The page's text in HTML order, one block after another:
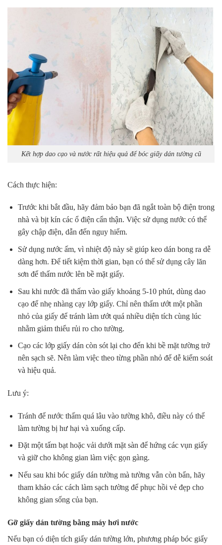
Kết hợp dao cạo và nước rất hiệu quả để bóc giấy dán tường cũ
Cách thực hiện:
Trước khi bắt đầu, hãy đảm bảo bạn đã ngắt toàn bộ điện trong
nhà và bịt kín các ổ điện cẩn thận. Việc sử dụng nước có thể
gây chập điện, dẫn đến nguy hiểm.
Sử dụng nước ấm, vì nhiệt độ này sẽ giúp keo dán bong ra dễ
dàng hơn. Để tiết kiệm thời gian, bạn có thể sử dụng cây lăn
sơn để thấm nước lên bề mặt giấy.
Sau khi nước đã thấm vào giấy khoảng 5-10 phút, dùng dao
cạo để nhẹ nhàng cạy lớp giấy. Chỉ nên thấm ướt một phần
nhỏ của giấy để tránh làm ướt quá nhiều diện tích cùng lúc
nhằm giảm thiểu rủi ro cho tường.
Cạo các lớp giấy dán còn sót lại cho đến khi bề mặt tường trở
nên sạch sẽ. Nên làm việc theo từng phần nhỏ để dễ kiểm soát
và hiệu quả.
Lưu ý:
Tránh để nước thấm quá lâu vào tường khô, điều này có thể
làm tường bị hư hại và xuống cấp.
Đặt một tấm bạt hoặc vải dưới mặt sàn để hứng các vụn giấy
và giữ cho không gian làm việc gọn gàng.
Nếu sau khi bóc giấy dán tường mà tường vẫn còn bẩn, hãy
tham khảo các cách làm sạch tường để phục hồi vẻ đẹp cho
không gian sống của bạn.
Gỡ giấy dán tường bằng máy hơi nước
Nếu bạn có diện tích giấy dán tường lớn, phương pháp bóc giấy